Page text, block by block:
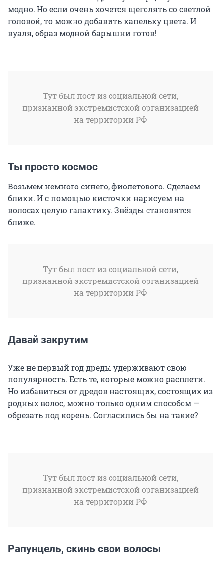
модно. Но если очень хочется щеголять со светлой
головой, то можно добавить капельку цвета. И
вуаля, образ модной барышни готов!
Тут был пост из социальной сети,
признанной экстремистской организацией
на территории РФ
Ты просто космос
Возьмем немного синего, фиолетового. Сделаем
блики. И с помощью кисточки нарисуем на
волосах целую галактику. Звёзды становятся
ближе.
Тут был пост из социальной сети,
признанной экстремистской организацией
на территории РФ
Давай закрутим
Уже не первый год дреды удерживают свою
популярность. Есть те, которые можно расплети.
Но избавиться от дредов настоящих, состоящих из
родных волос, можно только одним способом —
обрезать под корень. Согласились бы на такие?
Тут был пост из социальной сети,
признанной экстремистской организацией
на территории РФ
Рапунцель, скинь свои волосы